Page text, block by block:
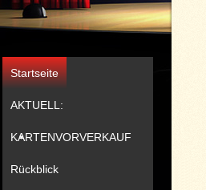
Startseite
AKTUELL:
KARTENVORVERKAUF
Rückblick